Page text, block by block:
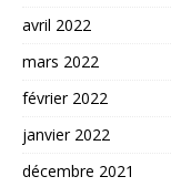
avril 2022
mars 2022
février 2022
janvier 2022
décembre 2021